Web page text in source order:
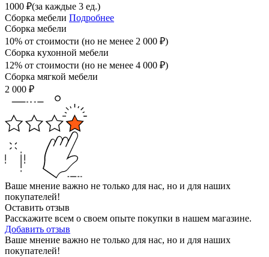
1000 ₽(за каждые 3 ед.)
Сборка мебели Подробнее
Сборка мебели
10% от стоимости (но не менее 2 000 ₽)
Сборка кухонной мебели
12% от стоимости (но не менее 4 000 ₽)
Сборка мягкой мебели
2 000 ₽
Ваше мнение важно не только для нас, но и для наших
покупателей!
Оставить отзыв
Расскажите всем о своем опыте покупки в нашем магазине.
Добавить отзыв
Ваше мнение важно не только для нас, но и для наших
покупателей!